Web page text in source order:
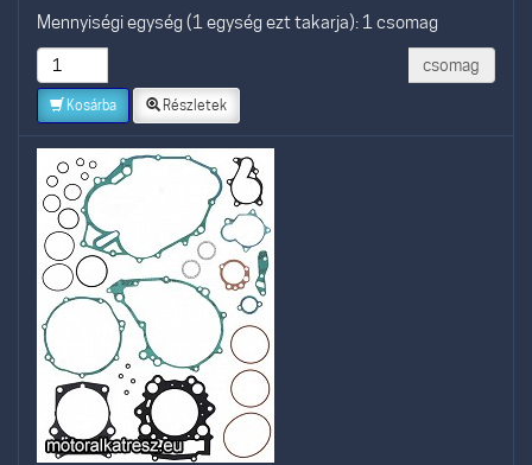
Mennyiségi egység (1 egység ezt takarja): 1 csomag
csomag
Kosárba Részletek